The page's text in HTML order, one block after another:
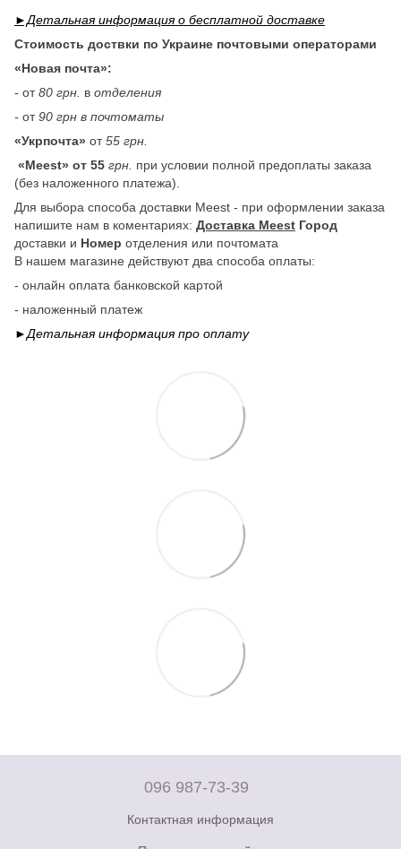
►Детальная информация о бесплатной доставке
Стоимость доствки по Украине почтовыми операторами
«Новая почта»:
- от80 грн. в отделения
- от90 грн в почтоматы
«Укрпочта» от55 грн.
«Meest» от 55 грн. при условии полной предоплаты заказа
(без наложенного платежа).
Для выбора способа доставки Meest - при оформлении заказа
напишите нам в коментариях: Доставка Meest Город
доставки и Номер отделения или почтомата
В нашем магазине действуют два способа оплаты:
- онлайн оплата банковской картой
- наложенный платеж
►Детальная информация про оплату
096 987-73-39
Контактная информация